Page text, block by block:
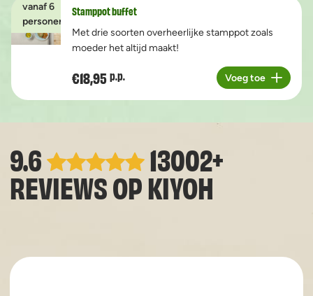
vanaf 6
personen
Stamppot buffet
Met drie soorten overheerlijke stamppot zoals
moeder het altijd maakt!
€18,95 p.p.
Aantal
Voeg toe
9.6 13002+
REVIEWS OPKIYOH